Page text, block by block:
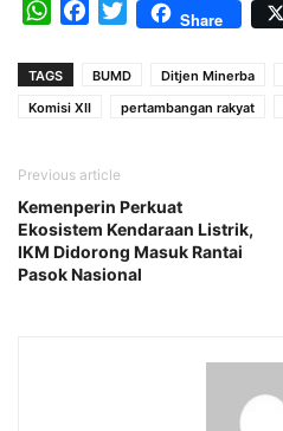
WhatsAppFacebook
TwitterShare
TAGS BUMD Ditjen Minerba
Komisi XII
pertambangan rakyat
Previous article
Kemenperin Perkuat
Ekosistem Kendaraan Listrik,
IKM Didorong Masuk Rantai
Pasok Nasional